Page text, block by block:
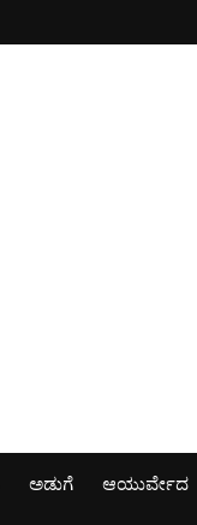
ಅಡುಗೆ ಆಯುರ್ವೇದ